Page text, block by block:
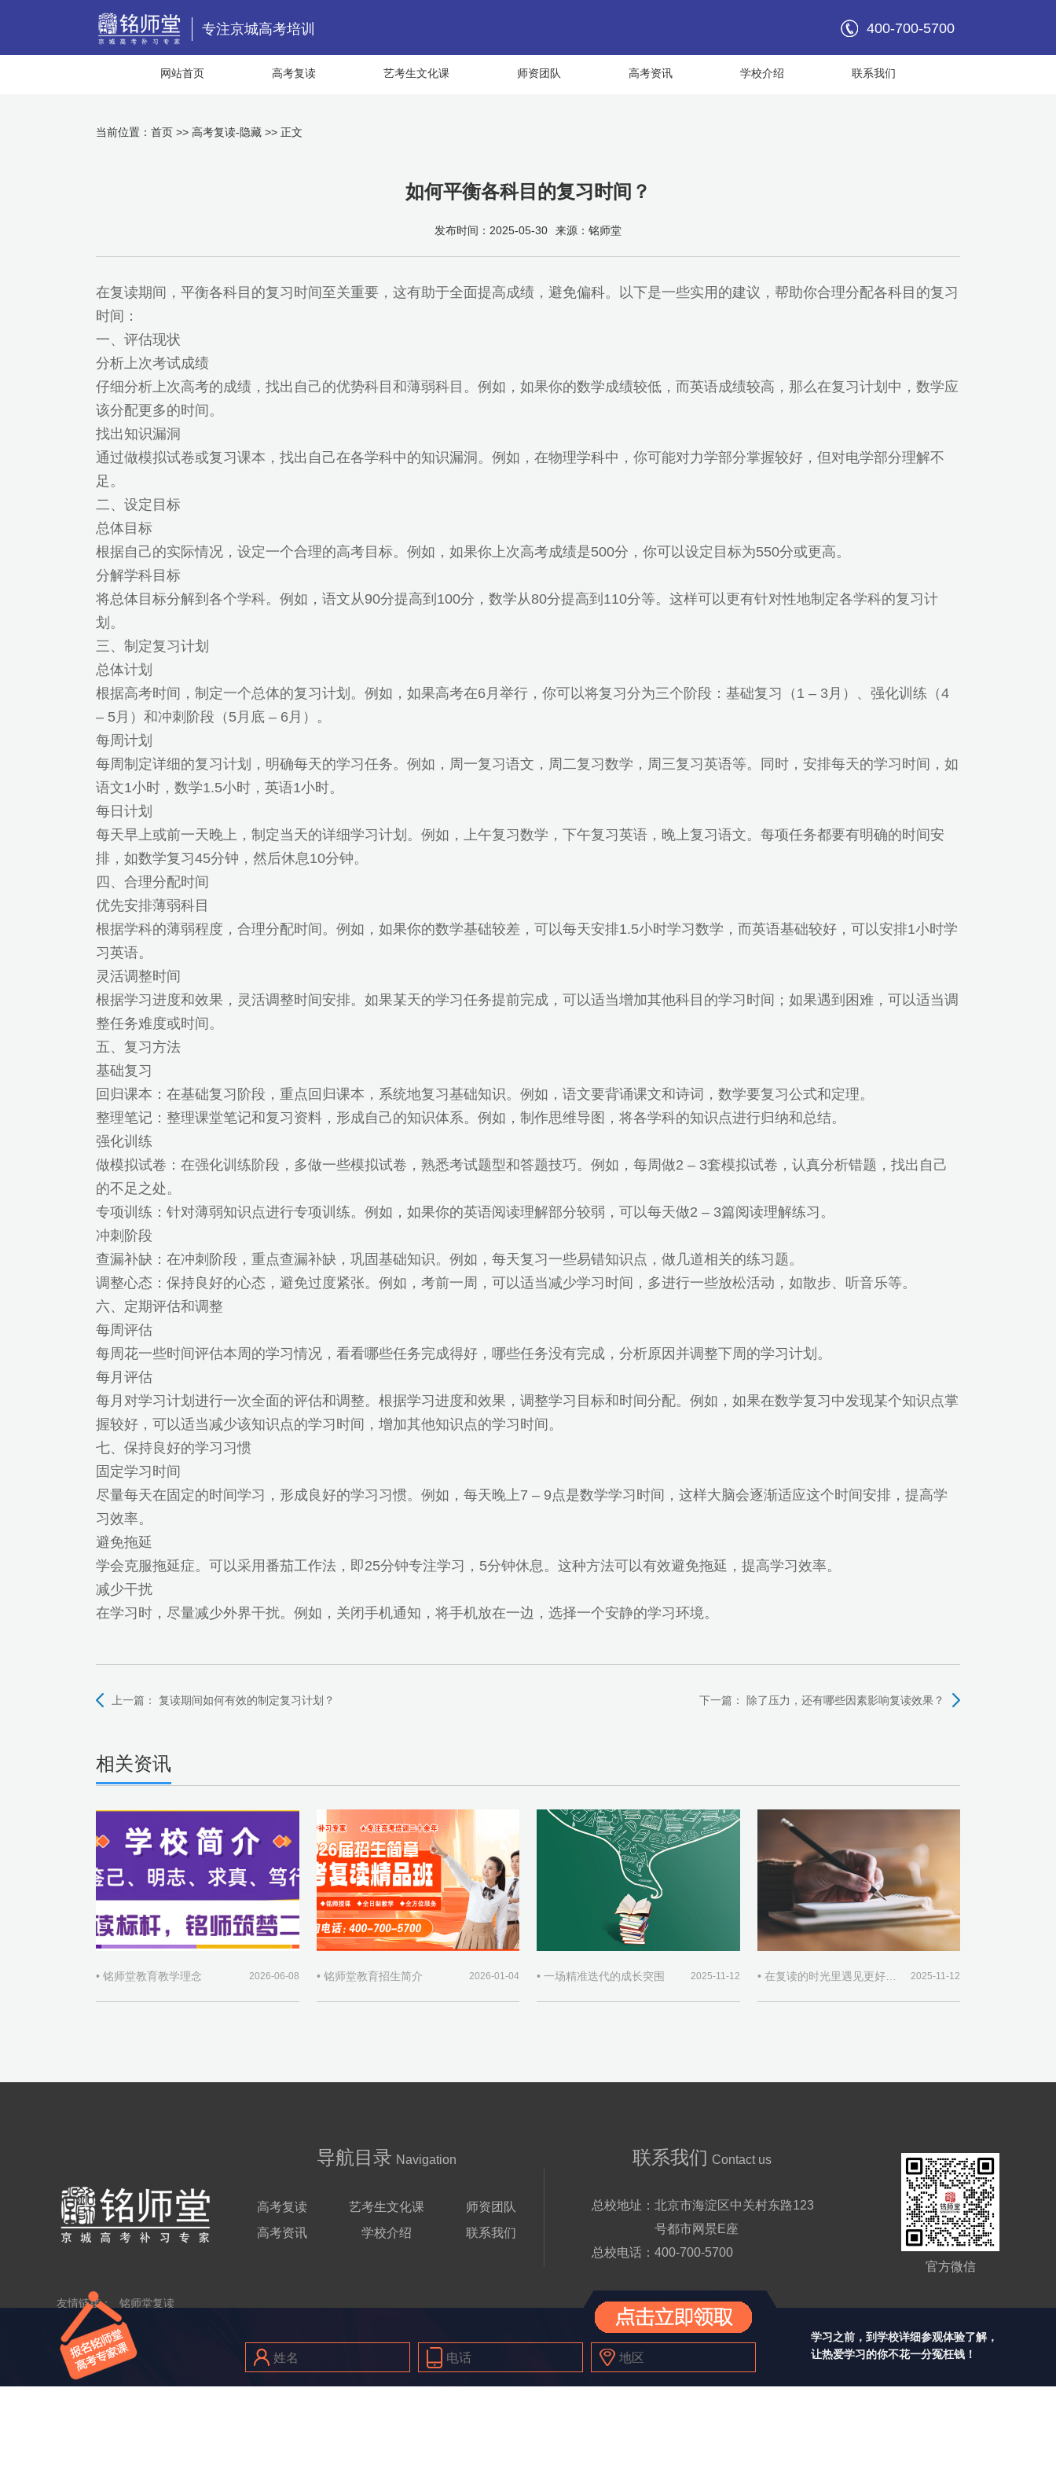
专注京城高考培训 400-700-5700
网站首页 高考复读 艺考生文化课 师资团队 高考资讯 学校介绍 联系我们
当前位置： 首页 >> 高考复读-隐藏 >> 正文
如何平衡各科目的复习时间？
发布时间：2025-05-30 来源：铭师堂
在复读期间，平衡各科目的复习时间至关重要，这有助于全面提高成绩，避免偏科。以下是一些实用的建议，帮助你合理分配各科目的复习
时间：
一、评估现状
分析上次考试成绩
仔细分析上次高考的成绩，找出自己的优势科目和薄弱科目。例如，如果你的数学成绩较低，而英语成绩较高，那么在复习计划中，数学应
该分配更多的时间。
找出知识漏洞
通过做模拟试卷或复习课本，找出自己在各学科中的知识漏洞。例如，在物理学科中，你可能对力学部分掌握较好，但对电学部分理解不
足。
二、设定目标
总体目标
根据自己的实际情况，设定一个合理的高考目标。例如，如果你上次高考成绩是500分，你可以设定目标为550分或更高。
分解学科目标
将总体目标分解到各个学科。例如，语文从90分提高到100分，数学从80分提高到110分等。这样可以更有针对性地制定各学科的复习计
划。
三、制定复习计划
总体计划
根据高考时间，制定一个总体的复习计划。例如，如果高考在6月举行，你可以将复习分为三个阶段：基础复习（1 – 3月）、强化训练（4
– 5月）和冲刺阶段（5月底 – 6月）。
每周计划
每周制定详细的复习计划，明确每天的学习任务。例如，周一复习语文，周二复习数学，周三复习英语等。同时，安排每天的学习时间，如
语文1小时，数学1.5小时，英语1小时。
每日计划
每天早上或前一天晚上，制定当天的详细学习计划。例如，上午复习数学，下午复习英语，晚上复习语文。每项任务都要有明确的时间安
排，如数学复习45分钟，然后休息10分钟。
四、合理分配时间
优先安排薄弱科目
根据学科的薄弱程度，合理分配时间。例如，如果你的数学基础较差，可以每天安排1.5小时学习数学，而英语基础较好，可以安排1小时学
习英语。
灵活调整时间
根据学习进度和效果，灵活调整时间安排。如果某天的学习任务提前完成，可以适当增加其他科目的学习时间；如果遇到困难，可以适当调
整任务难度或时间。
五、复习方法
基础复习
回归课本：在基础复习阶段，重点回归课本，系统地复习基础知识。例如，语文要背诵课文和诗词，数学要复习公式和定理。
整理笔记：整理课堂笔记和复习资料，形成自己的知识体系。例如，制作思维导图，将各学科的知识点进行归纳和总结。
强化训练
做模拟试卷：在强化训练阶段，多做一些模拟试卷，熟悉考试题型和答题技巧。例如，每周做2 – 3套模拟试卷，认真分析错题，找出自己
的不足之处。
专项训练：针对薄弱知识点进行专项训练。例如，如果你的英语阅读理解部分较弱，可以每天做2 – 3篇阅读理解练习。
冲刺阶段
查漏补缺：在冲刺阶段，重点查漏补缺，巩固基础知识。例如，每天复习一些易错知识点，做几道相关的练习题。
调整心态：保持良好的心态，避免过度紧张。例如，考前一周，可以适当减少学习时间，多进行一些放松活动，如散步、听音乐等。
六、定期评估和调整
每周评估
每周花一些时间评估本周的学习情况，看看哪些任务完成得好，哪些任务没有完成，分析原因并调整下周的学习计划。
每月评估
每月对学习计划进行一次全面的评估和调整。根据学习进度和效果，调整学习目标和时间分配。例如，如果在数学复习中发现某个知识点掌
握较好，可以适当减少该知识点的学习时间，增加其他知识点的学习时间。
七、保持良好的学习习惯
固定学习时间
尽量每天在固定的时间学习，形成良好的学习习惯。例如，每天晚上7 – 9点是数学学习时间，这样大脑会逐渐适应这个时间安排，提高学
习效率。
避免拖延
学会克服拖延症。可以采用番茄工作法，即25分钟专注学习，5分钟休息。这种方法可以有效避免拖延，提高学习效率。
减少干扰
在学习时，尽量减少外界干扰。例如，关闭手机通知，将手机放在一边，选择一个安静的学习环境。
上一篇： 复读期间如何有效的制定复习计划？ 下一篇： 除了压力，还有哪些因素影响复读效果？
相关资讯
• 铭师堂教育教学理念 2026-06-08 • 铭师堂教育招生简介 2026-01-04 • 一场精准迭代的成长突围 2025-11-12 • 在复读的时光里遇见更好的自己 2025-11-12
导航目录 Navigation
高考复读 艺考生文化课
师资团队
高考资讯
学校介绍 联系我们
联系我们 Contact us
总校地址： 北京市海淀区中关村东路123
号都市网景E座
总校电话： 400-700-5700
官方微信
友情链接： 铭师堂复读
CopyRight © 1998-2024 北京铭师堂文化有限公司 版权所有京ICP备2023028176号-2
学习之前，到学校详细参观体验了解，
让热爱学习的你不花一分冤枉钱！